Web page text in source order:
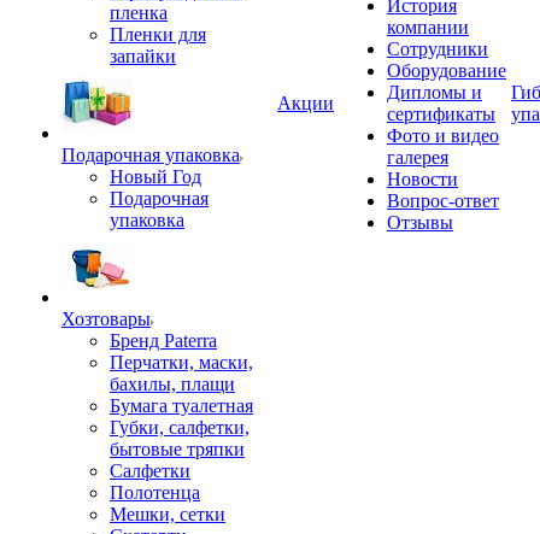
пленка
Пленки для
запайки
Подарочная упаковка
Новый Год
Подарочная
упаковка
Хозтовары
Бренд Paterra
Перчатки, маски,
бахилы, плащи
Бумага туалетная
Губки, салфетки,
бытовые тряпки
Салфетки
Полотенца
Мешки, сетки
Акции
История
компании
Сотрудники
Оборудование
Дипломы и
сертификаты
Фото и видео
галерея
Новости
Вопрос-ответ
Отзывы